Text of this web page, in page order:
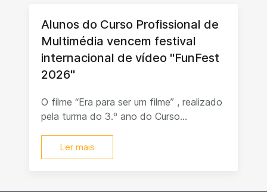
Alunos do Curso Profissional de
Multimédia vencem festival
internacional de vídeo "FunFest
2026"
O filme “Era para ser um filme” , realizado
pela turma do 3.º ano do Curso...
Ler mais